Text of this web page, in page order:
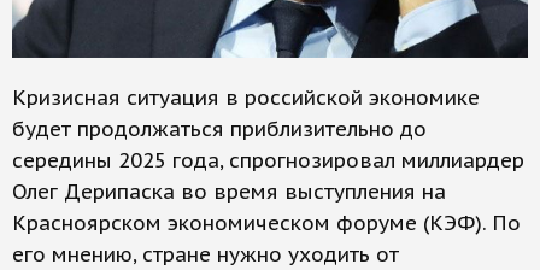
Кризисная ситуация в российской экономике
будет продолжаться приблизительно до
середины 2025 года, спрогнозировал миллиардер
Олег Дерипаска во время выступления на
Красноярском экономическом форуме (КЭФ). По
его мнению, стране нужно уходить от